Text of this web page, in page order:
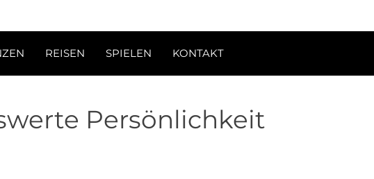
REISEN SPIELEN KONTAKT
Persönlichkeit